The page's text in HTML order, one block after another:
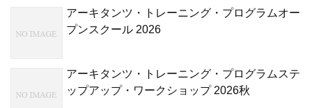
アーキタンツ・トレーニング・プログラムオー
プンスクール 2026
アーキタンツ・トレーニング・プログラムステ
ップアップ・ワークショップ 2026秋